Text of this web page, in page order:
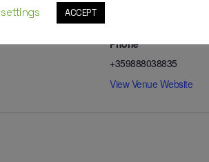
Phone
+359888038835
View Venue Website
settings
ACCEPT